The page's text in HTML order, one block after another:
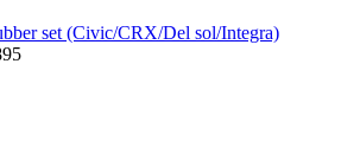
set (Civic/CRX/Del sol/Integra)